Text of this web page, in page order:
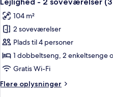
adults)
alle
billeder
af
Lejlighed
-
2
(3
104 m²
2 soveværelser
Plads til 4 personer
1 dobbeltseng, 2 enkeltsenge
Gratis Wi-Fi
Flere oplysninger
Flere